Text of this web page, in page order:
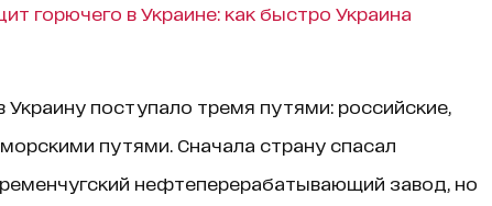
горючего в Украине: как быстро Украина
поступало тремя путями: российские,
путями. Сначала страну спасал
нефтеперерабатывающий завод, но